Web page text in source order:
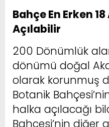
Bahçe En Erken
Açılabilir
200 Dönümlük
dönümü doğal
olarak korunmuş
Botanik
halka açılacağı
Bahçesi’nin diğer